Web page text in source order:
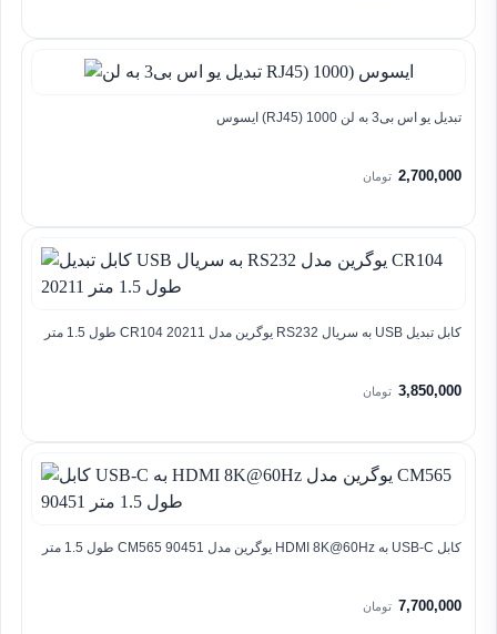
تبدیل یو اس بی3 به لن RJ45) 1000) ایسوس
2,700,000 تومان
کابل تبدیل USB به سریال RS232 یوگرین مدل CR104 20211 طول 1.5 متر
3,850,000 تومان
کابل USB-C به HDMI 8K@60Hz یوگرین مدل CM565 90451 طول 1.5 متر
7,700,000 تومان